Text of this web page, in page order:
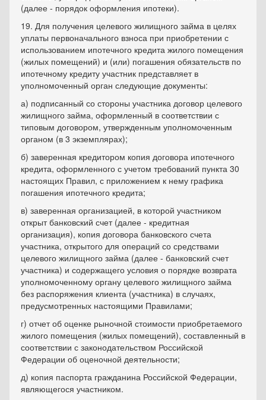
(далее - порядок оформления ипотеки).
19. Для получения целевого жилищного займа в целях
уплаты первоначального взноса при приобретении с
использованием ипотечного кредита жилого помещения
(жилых помещений) и (или) погашения обязательств по
ипотечному кредиту участник представляет в
уполномоченный орган следующие документы:
а) подписанный со стороны участника договор целевого
жилищного займа, оформленный в соответствии с
типовым договором, утвержденным уполномоченным
органом (в 3 экземплярах);
б) заверенная кредитором копия договора ипотечного
кредита, оформленного с учетом требований пункта 30
настоящих Правил, с приложением к нему графика
погашения ипотечного кредита;
в) заверенная организацией, в которой участником
открыт банковский счет (далее - кредитная
организация), копия договора банковского счета
участника, открытого для операций со средствами
целевого жилищного займа (далее - банковский счет
участника) и содержащего условия о порядке возврата
уполномоченному органу целевого жилищного займа
без распоряжения клиента (участника) в случаях,
предусмотренных настоящими Правилами;
г) отчет об оценке рыночной стоимости приобретаемого
жилого помещения (жилых помещений), составленный в
соответствии с законодательством Российской
Федерации об оценочной деятельности;
д) копия паспорта гражданина Российской Федерации,
являющегося участником.